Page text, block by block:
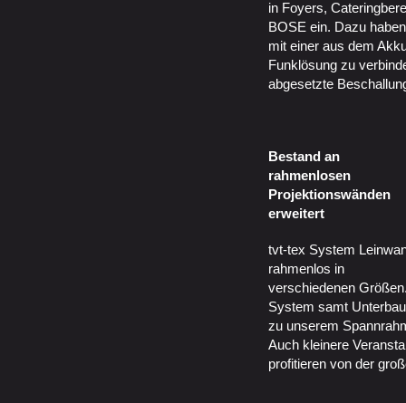
in Foyers,
BOSE ein. Dazu
mit einer aus dem
Funklösung zu
abgesetzte
Bestand an
rahmenlosen
Projektionswänden
erweitert
tvt-tex System
rahmenlos in
verschiedenen
System samt
zu unserem
Auch kleinere
profitieren von der